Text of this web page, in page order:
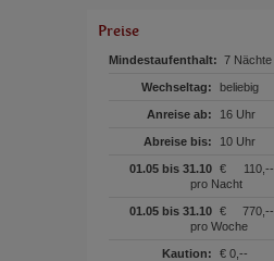
Preise
Mindestaufenthalt: 7 Nächte
Wechseltag: beliebig
Anreise ab: 16 Uhr
Abreise bis: 10 Uhr
01.05 bis 31.10 €
110,--
pro Nacht
01.05 bis 31.10 €
770,--
pro Woche
Kaution: € 0,--